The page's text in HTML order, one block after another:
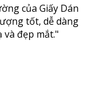
của Giấy Dán
tốt, dễ dàng
đẹp mắt."